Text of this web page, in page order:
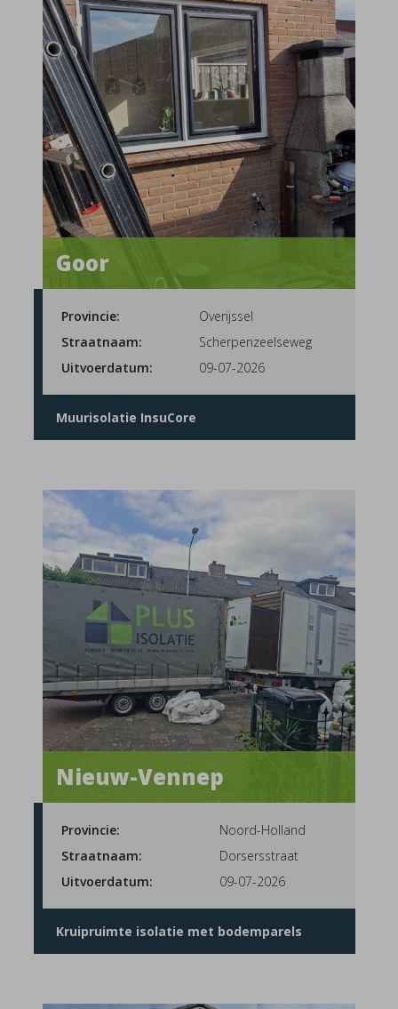
Goor
Provincie:
Overijssel
Straatnaam:
Scherpenzeelseweg
Uitvoerdatum:
09-07-2026
Muurisolatie InsuCore
Nieuw-Vennep
Provincie:
Noord-Holland
Straatnaam:
Dorsersstraat
Uitvoerdatum:
09-07-2026
Kruipruimte isolatie met bodemparels